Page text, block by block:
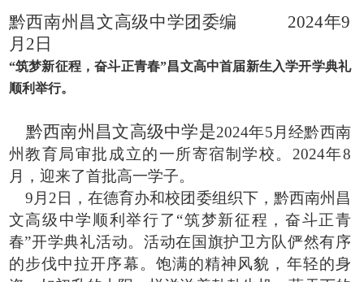
黔西南州昌文高级中学团委编 2024年9
月 2 日
“筑梦新征程，奋斗正青春”昌文高中首届新生入学开学典礼
顺利举行。
黔西南州昌文高级中学是2024年5月经黔西南
州教育局审批成立的一所寄宿制学校。2024年8
月，迎来了首批高一学子。
9月2日，在德育办和校团委组织下，黔西南州昌
文高级中学顺利举行了“筑梦新征程，奋斗正青
春”开学典礼活动。 活动在国旗护卫方队俨然有序
的步伐中拉开序幕。饱满的精神风貌，年轻的身